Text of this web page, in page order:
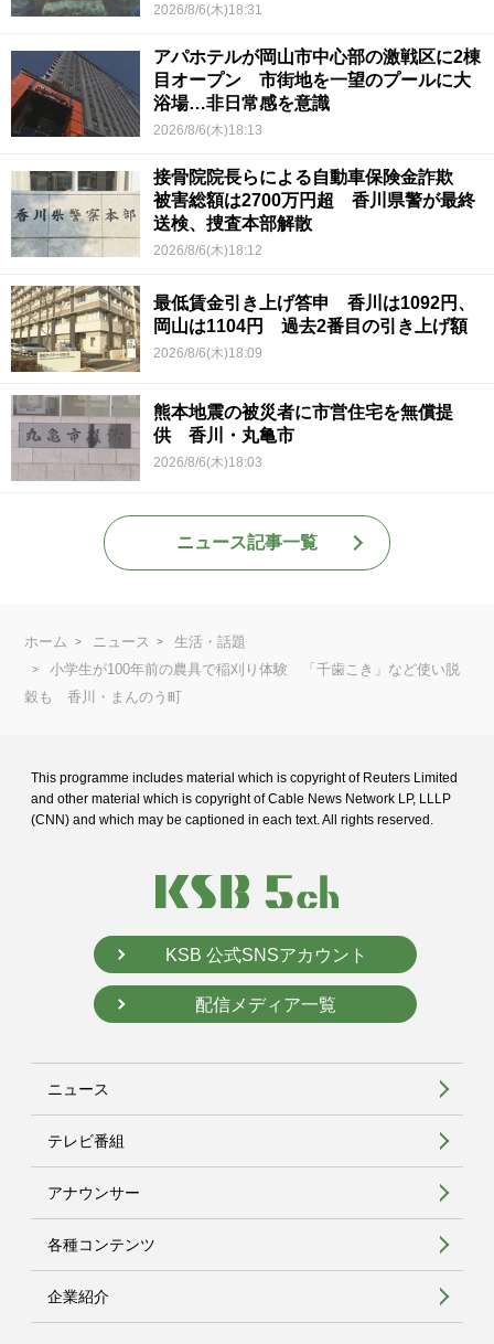
2026/8/6(木)18:31
アパホテルが岡山市中心部の激戦区に2棟
目オープン 市街地を一望のプールに大
浴場…非日常感を意識
2026/8/6(木)18:13
接骨院院長らによる自動車保険金詐欺
被害総額は2700万円超 香川県警が最終
送検、捜査本部解散
2026/8/6(木)18:12
最低賃金引き上げ答申 香川は1092円、
岡山は1104円 過去2番目の引き上げ額
2026/8/6(木)18:09
熊本地震の被災者に市営住宅を無償提
供 香川・丸亀市
2026/8/6(木)18:03
ニュース記事一覧
ホーム ニュース
生活・話題
小学生が100年前の農具で稲刈り体験 「千歯こき」など使い脱
穀も 香川・まんのう町
This programme includes material which is copyright of Reuters Limited
and other material which is copyright of Cable News Network LP, LLLP
(CNN) and which may be captioned in each text. All rights reserved.
KSB 公式SNSアカウント
配信メディア一覧
ニュース
テレビ番組
アナウンサー
各種コンテンツ
企業紹介